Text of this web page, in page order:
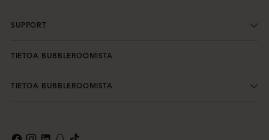
SUPPORT
TIETOA BUBBLEROOMISTA
TIETOA BUBBLEROOMISTA